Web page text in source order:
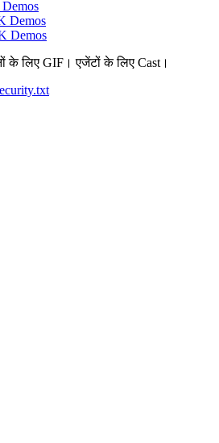
Demos
Demos
के लिए GIF। एजेंटों के लिए Cast।